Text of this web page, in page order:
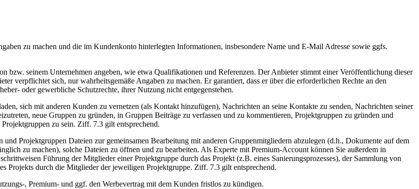
zu machen und die im Kundenkonto hinterlegten Informationen, insbesondere Name und E-Mail Adresse sowie ggfs.
bzw. seinem Unternehmen angeben, wie etwa Qualifikationen und Referenzen. Der Anbieter stimmt einer Veröffentlichung dieser
verpflichtet sich, nur wahrheitsgemäße Angaben zu machen. Er garantiert, dass er über die erforderlichen Rechte an den
oder gewerbliche Schutzrechte, ihrer Nutzung nicht entgegenstehen.
sich mit anderen Kunden zu vernetzen (als Kontakt hinzufügen), Nachrichten an seine Kontakte zu senden, Nachrichten seiner
neue Gruppen zu gründen, in Gruppen Beiträge zu verfassen und zu kommentieren, Projektgruppen zu gründen und
zu sein. Ziff. 7.3 gilt entsprechend.
Projektgruppen Dateien zur gemeinsamen Bearbeitung mit anderen Gruppenmitgliedern abzulegen (d.h., Dokumente auf dem
zu machen), solche Dateien zu öffnen und zu bearbeiten. Als Experte mit Premium-Account können Sie außerdem in
Führung der Mitglieder einer Projektgruppe durch das Projekt (z.B. eines Sanierungsprozesses), der Sammlung von
Projekts durch die Mitglieder der jeweiligen Projektgruppe. Ziff. 7.3 gilt entsprechend.
, Premium- und ggf. den Werbevertrag mit dem Kunden fristlos zu kündigen.